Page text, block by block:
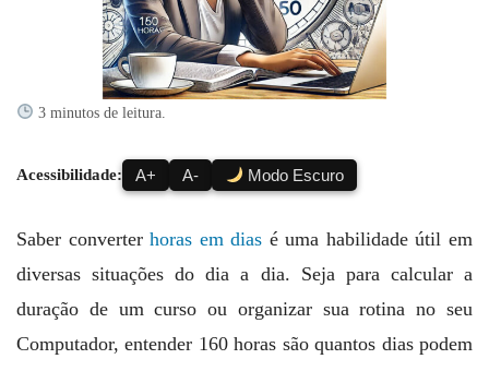
3 minutos de leitura.
Acessibilidade: A+ A- Modo Escuro
Saber converterhoras em dias é uma habilidade útil em
diversas situações do dia a dia. Seja para calcular a
duração de um curso ou organizar sua rotina no seu
Computador, entender 160 horas são quantos dias podem